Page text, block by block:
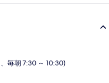
毎朝 7:30 ～ 10:30)